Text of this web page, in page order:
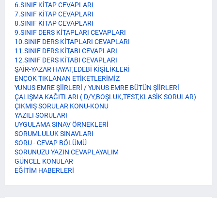
6.SINIF KİTAP CEVAPLARI
7.SINIF KİTAP CEVAPLARI
8.SINIF KİTAP CEVAPLARI
9.SINIF DERS KİTAPLARI CEVAPLARI
10.SINIF DERS KİTAPLARI CEVAPLARI
11.SINIF DERS KİTABI CEVAPLARI
12.SINIF DERS KİTABI CEVAPLARI
ŞAİR-YAZAR HAYAT,EDEBİ KİŞİLİKLERİ
ENÇOK TIKLANAN ETİKETLERİMİZ
YUNUS EMRE ŞİİRLERİ / YUNUS EMRE BÜTÜN ŞİİRLERİ
ÇALIŞMA KAĞITLARI ( D/Y,BOŞLUK,TEST,KLASİK SORULAR)
ÇIKMIŞ SORULAR KONU-KONU
YAZILI SORULARI
UYGULAMA SINAV ÖRNEKLERİ
SORUMLULUK SINAVLARI
SORU - CEVAP BÖLÜMÜ
SORUNUZU YAZIN CEVAPLAYALIM
GÜNCEL KONULAR
EĞİTİM HABERLERİ